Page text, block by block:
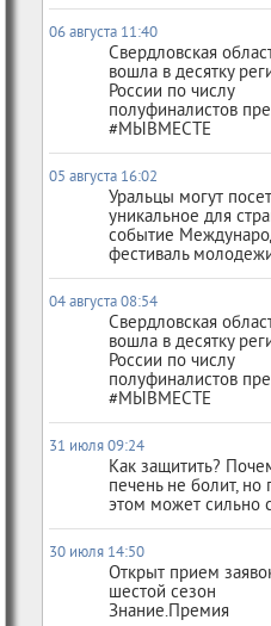
06 августа 11:40
Свердловская
вошла в десятку
России по числу
полуфиналистов
#МЫВМЕСТЕ
05 августа 16:02
Уральцы могут
уникальное для
событие
фестиваль
04 августа 08:54
Свердловская
вошла в десятку
России по числу
полуфиналистов
#МЫВМЕСТЕ
31 июля 09:24
Как защитить?
печень не болит, но
этом может сильно
30 июля 14:50
Открыт прием
шестой сезон
Знание.Премия